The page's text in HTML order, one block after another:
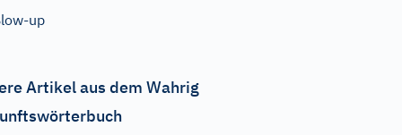
up
Artikel aus dem Wahrig